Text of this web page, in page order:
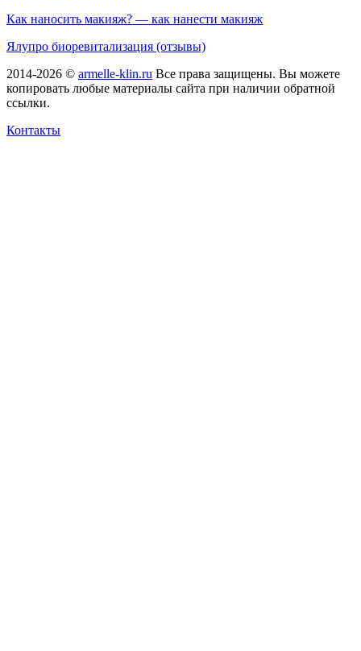
Как наносить макияж? — как нанести макияж
Ялупро биоревитализация (отзывы)
2014-2026 © armelle-klin.ru Все права защищены. Вы можете
копировать любые материалы сайта при наличии обратной
ссылки.
Контакты